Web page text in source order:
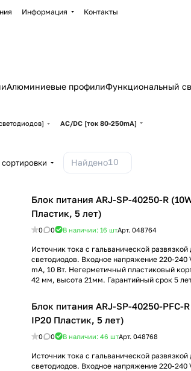
Информация Контакты
Алюминиевые профилиФункциональный
AC/DC [ток 80-250mA]
Найдено10
Блок питания ARJ-SP-40250-R
Пластик, 5 лет)
0 0 В наличии: 16 штАрт. 048764
Источник тока с гальванической
светодиодов. Входное напряжение 220-
mА, 10 Вт. Негерметичный пластиковый
42 мм, высота 21мм. Гарантийный срок 5
Блок питания ARJ-SP-40250-PFC-
IP20 Пластик, 5 лет)
0 0 В наличии: 46 штАрт. 048768
Источник тока с гальванической
светодиодов. Входное напряжение 220-